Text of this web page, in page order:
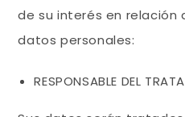
de su interés en
datos personales:
RESPONSABLE DEL